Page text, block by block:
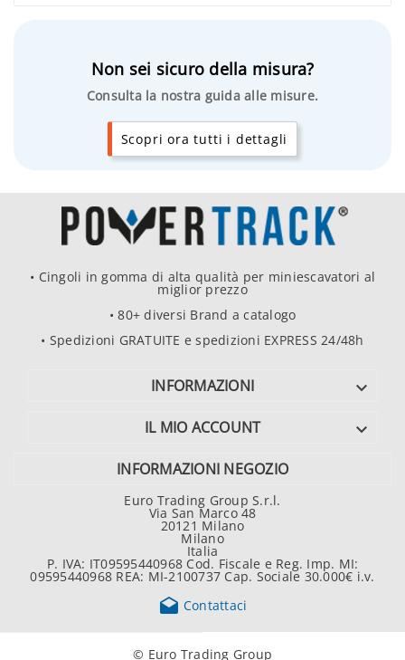
Non sei sicuro della misura?
Consulta la nostra guida alle misure.
Scopri ora tutti i dettagli
• Cingoli in gomma di alta qualità per miniescavatori al
miglior prezzo
• 80+ diversi Brand a catalogo
• Spedizioni GRATUITE e spedizioni EXPRESS 24/48h
INFORMAZIONI 
IL MIO ACCOUNT 
INFORMAZIONI NEGOZIO
Euro Trading Group S.r.l.
Via San Marco 48
20121 Milano
Milano
Italia
P. IVA: IT09595440968 Cod. Fiscale e Reg. Imp. MI:
09595440968 REA: MI-2100737 Cap. Sociale 30.000€ i.v.
 Contattaci
© Euro Trading Group